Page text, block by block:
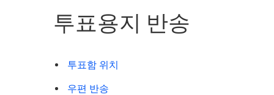
투표용지 반송
투표함 위치
우편 반송